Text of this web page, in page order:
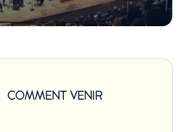
COMMENT VENIR